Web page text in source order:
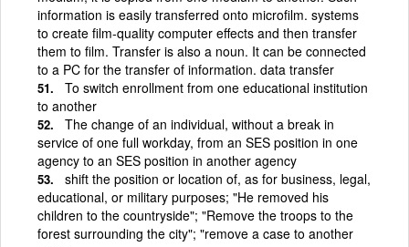
information is easily transferred onto microfilm. systems
to create film-quality computer effects and then transfer
them to film. Transfer is also a noun. It can be connected
to a PC for the transfer of information. data transfer
To switch enrollment from one educational institution
to another
The change of an individual, without a break in
service of one full workday, from an SES position in one
agency to an SES position in another agency
shift the position or location of, as for business, legal,
educational, or military purposes; "He removed his
children to the countryside"; "Remove the troops to the
forest surrounding the city"; "remove a case to another